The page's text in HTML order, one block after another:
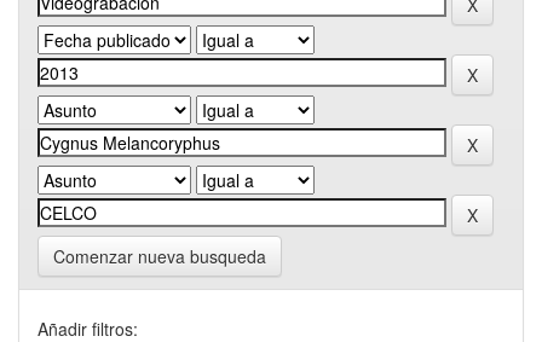
Comenzar nueva busqueda
Añadir filtros: